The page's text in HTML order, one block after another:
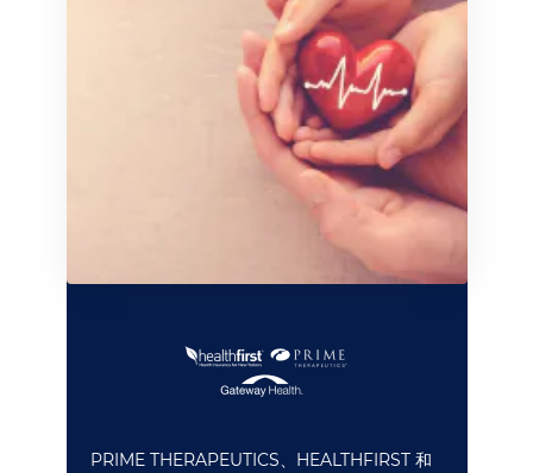
PRIME THERAPEUTICS、HEALTHFIRST 和